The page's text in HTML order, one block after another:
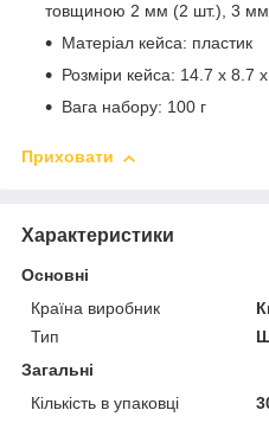
товщиною 2 мм (2 шт.), 3
Матеріал кейса: пластик
Розміри кейса: 14.7 x 8.7
Вага набору: 100 г
Приховати
Характеристики
Основні
Країна виробник
Тип
Загальні
Кількість в упаковці